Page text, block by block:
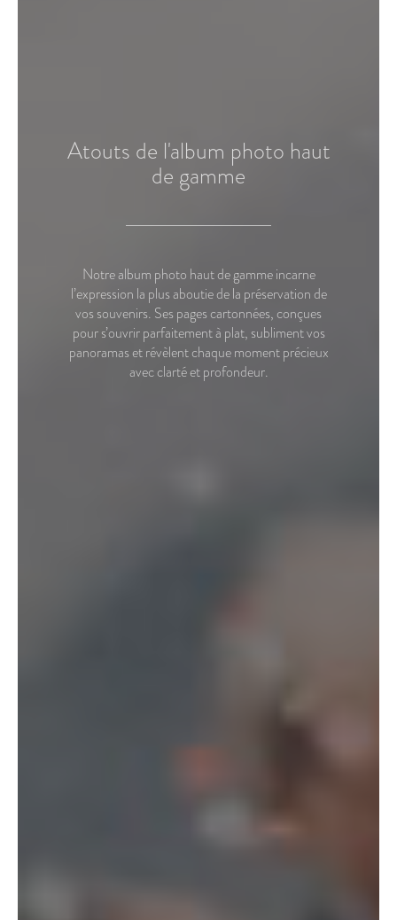
Atouts de l'album photo haut
de gamme
Notre album photo haut de gamme incarne
l’expression la plus aboutie de la préservation de
vos souvenirs. Ses pages cartonnées, conçues
pour s’ouvrir parfaitement à plat, subliment vos
panoramas et révèlent chaque moment précieux
avec clarté et profondeur.